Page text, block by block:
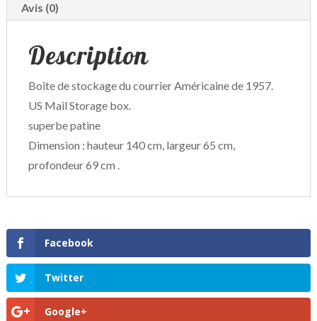
Avis (0)
Description
Boîte de stockage du courrier Américaine de 1957.
US Mail Storage box.
superbe patine
Dimension : hauteur 140 cm, largeur 65 cm,
profondeur 69 cm .
Facebook
Twitter
Google+